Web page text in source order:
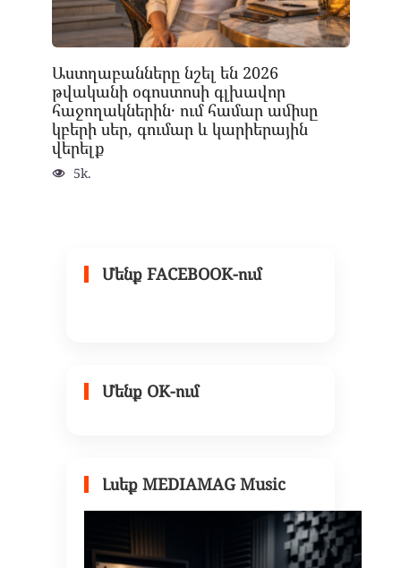
Աստղաբանները նշել են 2026
թվականի օգոստոսի գլխավոր
հաջողակներին․ ում համար ամիսը
կբերի սեր, գումար և կարիերային
վերելք
5k.
Մենք FACEBOOK-ում
Մենք OK-ում
Լսեք MEDIAMAG Music